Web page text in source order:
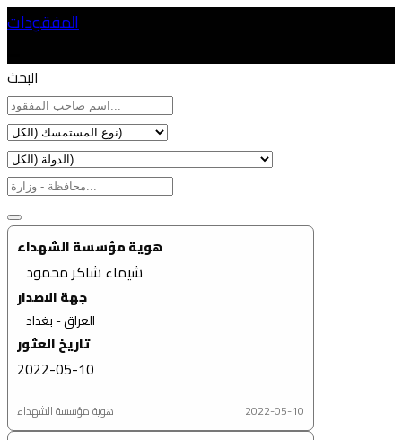
المفقودات
البحث
هوية مؤسسة الشهداء
شيماء شاكر محمود
جهة الاصدار
العراق - بغداد
تاريخ العثور
2022-05-10
هوية مؤسسة الشهداء 2022-05-10